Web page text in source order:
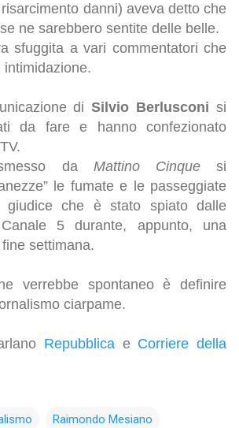
danni) aveva detto che
ne sarebbero sentite delle belle.
sfuggita a vari commentatori che
intimidazione.
diSilvio Berlusconi si
da fare e hanno confezionato
da Mattino Cinquesi
le fumate e le passeggiate
giudice che è stato spiato dalle
5 durante, appunto, una
settimana.
verrebbe spontaneo è definire
ciarpame.
Repubblicae Corriere della
Raimondo Mesiano